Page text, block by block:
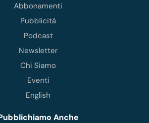
Abbonamenti
Pubblicità
Podcast
Newsletter
Chi Siamo
Eventi
English
Anche